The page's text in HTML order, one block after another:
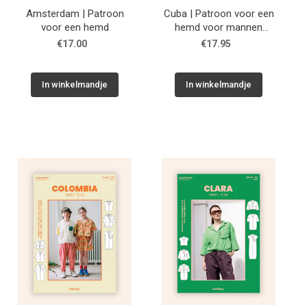
Amsterdam | Patroon
voor een hemd
€17.00
In winkelmandje
Cuba | Patroon voor een
hemd voor mannen
| Notches
€17.95
In winkelmandje